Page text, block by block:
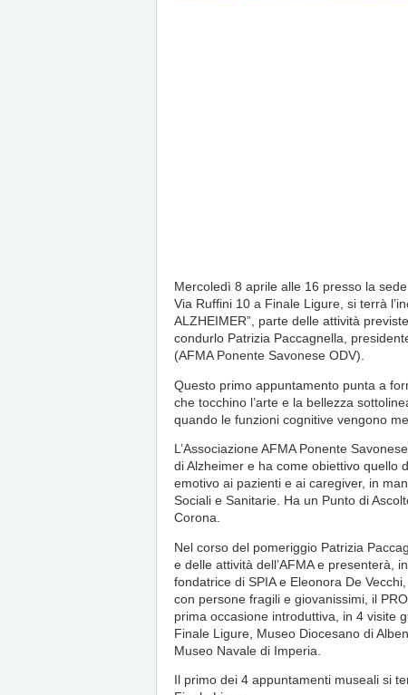
Mercoledì 8 aprile alle 16 presso la
Via Ruffini 10 a Finale Ligure, si terrà
ALZHEIMER”, parte delle attività
condurlo Patrizia Paccagnella,
(AFMA Ponente Savonese ODV).
Questo primo appuntamento punta a
che tocchino l’arte e la bellezza
quando le funzioni cognitive vengono
L’Associazione AFMA Ponente
di Alzheimer e ha come obiettivo quello
emotivo ai pazienti e ai caregiver, in
Sociali e Sanitarie. Ha un Punto di
Corona.
Nel corso del pomeriggio Patrizia
e delle attività dell’AFMA e presenterà,
fondatrice di SPIA e Eleonora De
con persone fragili e giovanissimi, il
prima occasione introduttiva, in 4 visite
Finale Ligure, Museo Diocesano di
Museo Navale di Imperia.
Il primo dei 4 appuntamenti museali si